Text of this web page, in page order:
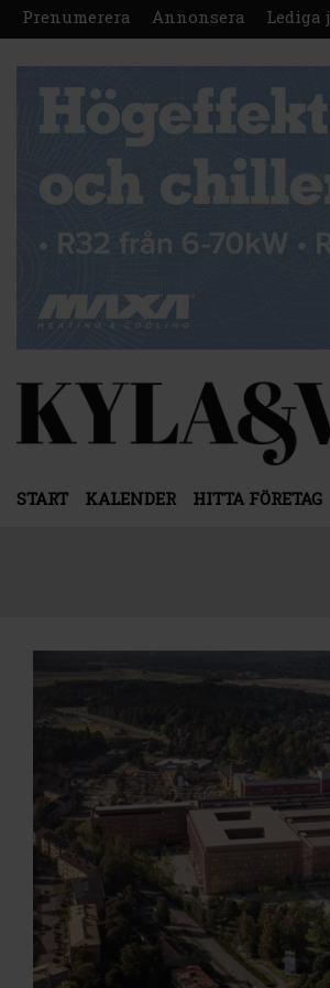
Prenumerera Annonsera Lediga
START KALENDER HITTA FÖRETAG